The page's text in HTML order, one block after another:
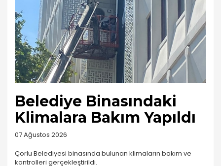
Belediye Binasındaki
Klimalara Bakım Yapıldı
07 Ağustos 2026
Çorlu Belediyesi binasında bulunan klimaların bakım ve
kontrolleri gerçekleştirildi.